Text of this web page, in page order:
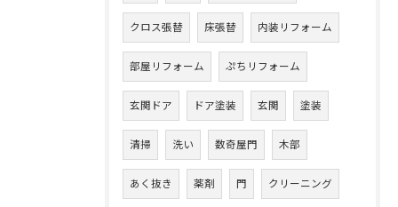
クロス張替 床張替 内装リフォーム
部屋リフォーム ぷちリフォーム
玄関ドア ドア塗装 玄関 塗装
清掃 洗い 数奇屋門 木部
あく抜き 薬剤 門 クリーニング